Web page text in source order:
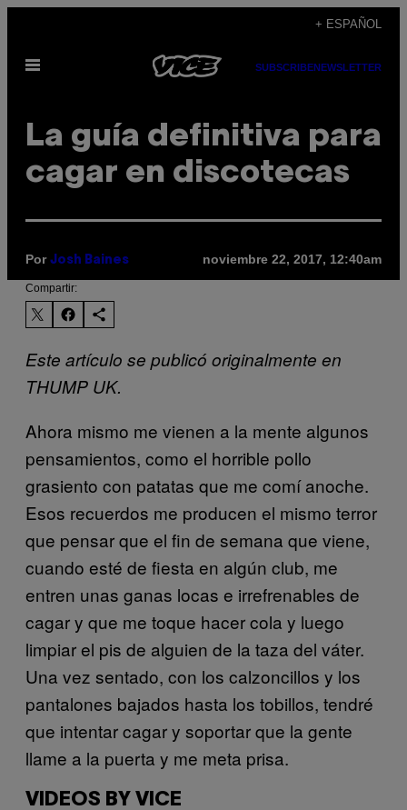
contenido
+ ESPAÑOL
Abrir
SUBSCRIBENEWSLETTER
La guía definitiva para
cagar en discotecas
Por Josh Baines noviembre 22, 2017, 12:40am
Compartir:
Este artículo se publicó originalmente en
THUMP UK.
Ahora mismo me vienen a la mente algunos
pensamientos, como el horrible pollo
grasiento con patatas que me comí anoche.
Esos recuerdos me producen el mismo terror
que pensar que el fin de semana que viene,
cuando esté de fiesta en algún club, me
entren unas ganas locas e irrefrenables de
cagar y que me toque hacer cola y luego
limpiar el pis de alguien de la taza del váter.
Una vez sentado, con los calzoncillos y los
pantalones bajados hasta los tobillos, tendré
que intentar cagar y soportar que la gente
llame a la puerta y me meta prisa.
VIDEOS BY VICE